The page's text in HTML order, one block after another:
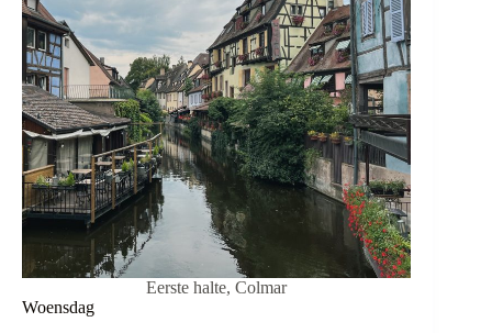
Eerste halte, Colmar
Woensdag